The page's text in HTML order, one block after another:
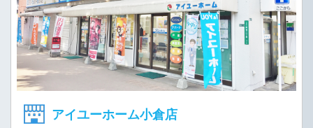
アイユーホーム小倉店